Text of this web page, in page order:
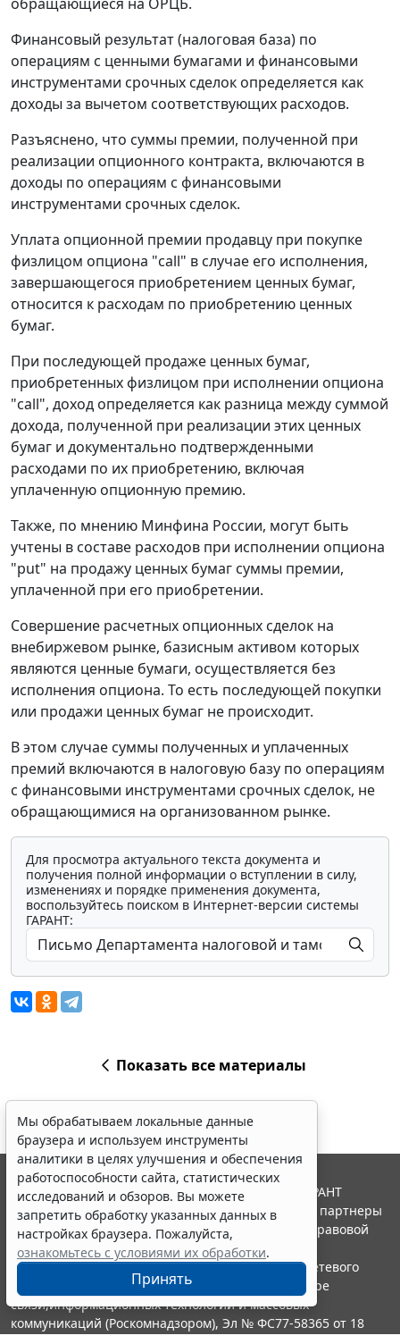
обращающиеся на ОРЦБ.
Финансовый результат (налоговая база) по
операциям с ценными бумагами и финансовыми
инструментами срочных сделок определяется как
доходы за вычетом соответствующих расходов.
Разъяснено, что суммы премии, полученной при
реализации опционного контракта, включаются в
доходы по операциям с финансовыми
инструментами срочных сделок.
Уплата опционной премии продавцу при покупке
физлицом опциона "call" в случае его исполнения,
завершающегося приобретением ценных бумаг,
относится к расходам по приобретению ценных
бумаг.
При последующей продаже ценных бумаг,
приобретенных физлицом при исполнении опциона
"call", доход определяется как разница между суммой
дохода, полученной при реализации этих ценных
бумаг и документально подтвержденными
расходами по их приобретению, включая
уплаченную опционную премию.
Также, по мнению Минфина России, могут быть
учтены в составе расходов при исполнении опциона
"put" на продажу ценных бумаг суммы премии,
уплаченной при его приобретении.
Совершение расчетных опционных сделок на
внебиржевом рынке, базисным активом которых
являются ценные бумаги, осуществляется без
исполнения опциона. То есть последующей покупки
или продажи ценных бумаг не происходит.
В этом случае суммы полученных и уплаченных
премий включаются в налоговую базу по операциям
с финансовыми инструментами срочных сделок, не
обращающимися на организованном рынке.
Для просмотра актуального текста документа и
получения полной информации о вступлении в силу,
изменениях и порядке применения документа,
воспользуйтесь поиском в Интернет-версии системы
ГАРАНТ:
Показать все материалы
Мы обрабатываем локальные данные
браузера и используем инструменты
аналитики в целях улучшения и обеспечения
работоспособности сайта, статистических
исследований и обзоров. Вы можете
запретить обработку указанных данных в
настройках браузера. Пожалуйста,
ознакомьтесь с условиями их обработки.
Принять
© ООО "НПП "ГАРАНТ-СЕРВИС", 2026. Система ГАРАНТ
выпускается с 1990 года. Компания "Гарант" и ее партнеры
являются участниками Российской ассоциации правовой
информации ГАРАНТ.
Портал ГАРАНТ.РУ зарегистрирован в качестве сетевого
издания Федеральной службой по надзору в сфере
связи,информационных технологий и массовых
коммуникаций (Роскомнадзором), Эл № ФС77-58365 от 18